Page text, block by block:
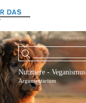
Nutztiere - Veganismus
Argumentarium